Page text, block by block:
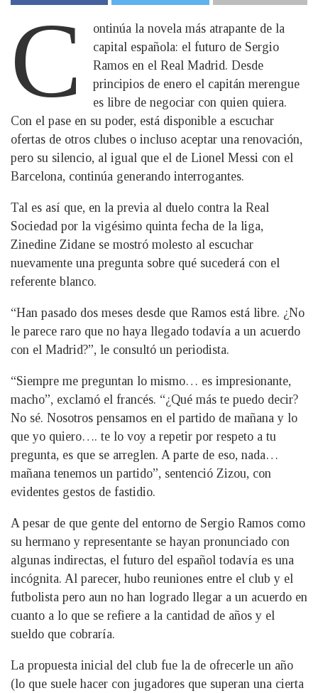
C
ontinúa la novela más atrapante de la
capital española: el futuro de Sergio
Ramos en el Real Madrid. Desde
principios de enero el capitán merengue
es libre de negociar con quien quiera.
Con el pase en su poder, está disponible a escuchar
ofertas de otros clubes o incluso aceptar una renovación,
pero su silencio, al igual que el de Lionel Messi con el
Barcelona, continúa generando interrogantes.
Tal es así que, en la previa al duelo contra la Real
Sociedad por la vigésimo quinta fecha de la liga,
Zinedine Zidane se mostró molesto al escuchar
nuevamente una pregunta sobre qué sucederá con el
referente blanco.
“Han pasado dos meses desde que Ramos está libre. ¿No
le parece raro que no haya llegado todavía a un acuerdo
con el Madrid?”, le consultó un periodista.
“Siempre me preguntan lo mismo… es impresionante,
macho”, exclamó el francés. “¿Qué más te puedo decir?
No sé. Nosotros pensamos en el partido de mañana y lo
que yo quiero…. te lo voy a repetir por respeto a tu
pregunta, es que se arreglen. A parte de eso, nada…
mañana tenemos un partido”, sentenció Zizou, con
evidentes gestos de fastidio.
A pesar de que gente del entorno de Sergio Ramos como
su hermano y representante se hayan pronunciado con
algunas indirectas, el futuro del español todavía es una
incógnita. Al parecer, hubo reuniones entre el club y el
futbolista pero aun no han logrado llegar a un acuerdo en
cuanto a lo que se refiere a la cantidad de años y el
sueldo que cobraría.
La propuesta inicial del club fue la de ofrecerle un año
(lo que suele hacer con jugadores que superan una cierta